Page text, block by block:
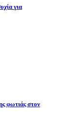
για
φωτιάς στον